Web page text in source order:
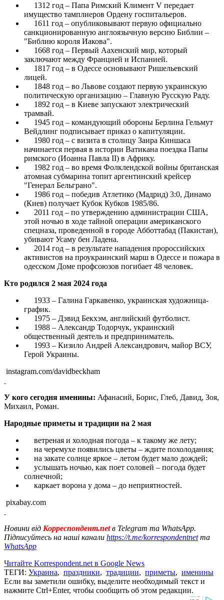
1312 год – Папа Римский Климент V передает
имущество тамплиеров Ордену госпитальеров.
1611 год – опубликовывают первую официально
санкционированную англоязычную версию Библии –
"Библию короля Иакова".
1668 год – Первый Аахенский мир, который
заключают между Францией и Испанией.
1817 год – в Одессе основывают Ришельевский
лицей.
1848 год – во Львове создают первую украинскую
политическую организацию – Главную Русскую Раду.
1892 год – в Киеве запускают электрический
трамвай.
1945 год – командующий обороны Берлина Гельмут
Вейдлинг подписывает приказ о капитуляции.
1980 год – с визита в столицу Заира Киншаса
начинается первая в истории Ватикана поездка Папы
римского (Иоанна Павла II) в Африку.
1982 год – во время Фолклендской войны британская
атомная субмарина топит аргентинский крейсер
"Генерал Бельграно".
1986 год – победив Атлетико (Мадрид) 3:0, Динамо
(Киев) получает Кубок Кубков 1985/86.
2011 год – по утверждению администрации США,
этой ночью в ходе тайной операции американского
спецназа, проведенной в городе Абботтабад (Пакистан),
убивают Усаму бен Ладена.
2014 год – в результате нападения пророссийских
активистов на проукраинский марш в Одессе и пожара в
одесском Доме профсоюзов погибает 48 человек.
Кто родился 2 мая 2024 года
1933 – Галина Гаркавенко, украинская художница-
график.
1975 – Дэвид Бекхэм, английский футболист.
1988 – Александр Тодорчук, украинский
общественный деятель и предприниматель.
1993 – Кизило Андрей Александрович, майор ВСУ,
Герой Украины.
instagram.com/davidbeckham
У кого сегодня именины: Афанасий, Борис, Глеб, Давид, Зоя,
Михаил, Роман.
Народные приметы и традиции на 2 мая
ветреная и холодная погода – к такому же лету;
на черемухе появились цветы – ждите похолодания;
на закате солнце яркое – летом будет мало дождей;
услышать ночью, как поет соловей – погода будет
солнечной;
каркает ворона у дома – до неприятностей.
pixabay.com
Новини від Корреспондент.netв Telegram та WhatsApp.
Підписуйтесь на наші канали https://t.me/korrespondentnetта
WhatsApp
Читайте Korrespondent.net в Google News
ТЕГИ: Украина, праздники, традиции, приметы, именины
Если вы заметили ошибку, выделите необходимый текст и
нажмите Ctrl+Enter, чтобы сообщить об этом редакции.